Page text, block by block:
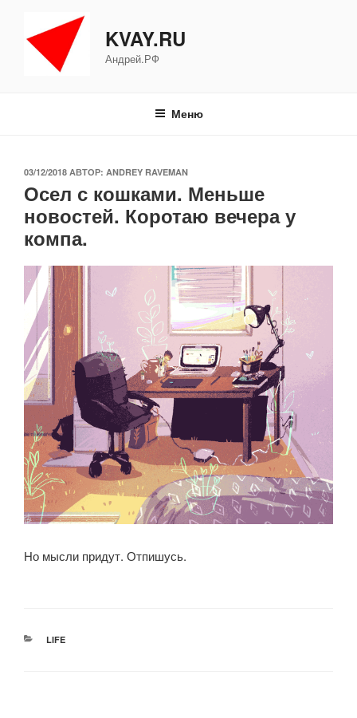
содержимому
KVAY.RU
Андрей.РФ
Меню
ОПУБЛИКОВАНО
03/12/2018 АВТОР: ANDREY RAVEMAN
Осел с кошками. Меньше
новостей. Коротаю вечера у
компа.
Но мысли придут. Отпишусь.
РУБРИКИ
LIFE